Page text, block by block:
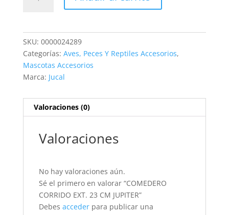
cantidad
SKU: 0000024289
Categorías: Aves, Peces Y Reptiles Accesorios,
Mascotas Accesorios
Marca: Jucal
Valoraciones (0)
Valoraciones
No hay valoraciones aún.
Sé el primero en valorar “COMEDERO
CORRIDO EXT. 23 CM JUPITER”
Debes accederpara publicar una